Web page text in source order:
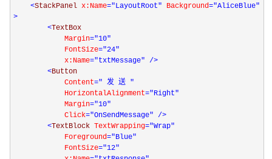
<StackPanelx:Name="LayoutRoot" Background="AliceBlue"
>
<TextBox
Margin="10"
FontSize="24"
x:Name="txtMessage" />
<Button
Content=" 发 送 "
HorizontalAlignment="Right"
Margin="10"
Click="OnSendMessage" />
<TextBlockTextWrapping="Wrap"
Foreground="Blue"
FontSize="12"